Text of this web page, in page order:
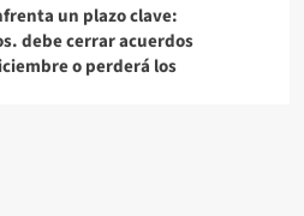
un plazo clave:
debe cerrar acuerdos
o perderá los